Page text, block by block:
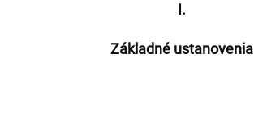
I.
Základné ustanovenia